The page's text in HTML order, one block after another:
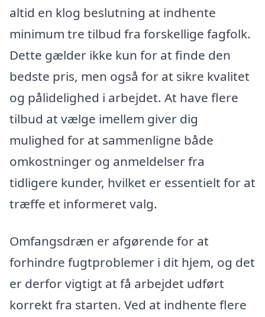
altid en klog beslutning at indhente
minimum tre tilbud fra forskellige fagfolk.
Dette gælder ikke kun for at finde den
bedste pris, men også for at sikre kvalitet
og pålidelighed i arbejdet. At have flere
tilbud at vælge imellem giver dig
mulighed for at sammenligne både
omkostninger og anmeldelser fra
tidligere kunder, hvilket er essentielt for at
træffe et informeret valg.
Omfangsdræn er afgørende for at
forhindre fugtproblemer i dit hjem, og det
er derfor vigtigt at få arbejdet udført
korrekt fra starten. Ved at indhente flere